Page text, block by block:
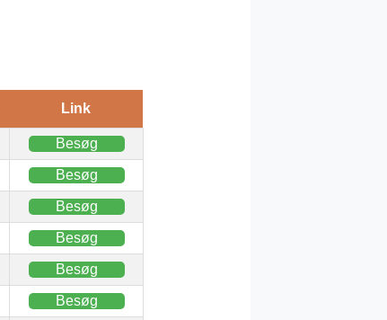
Link
Besøg
Besøg
Besøg
Besøg
Besøg
Besøg